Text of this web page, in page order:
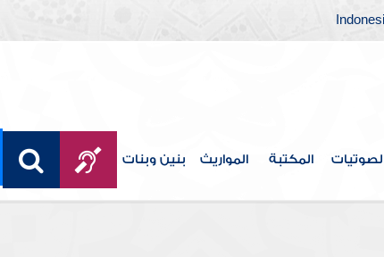
المكتبة المواريث بنين وبنات